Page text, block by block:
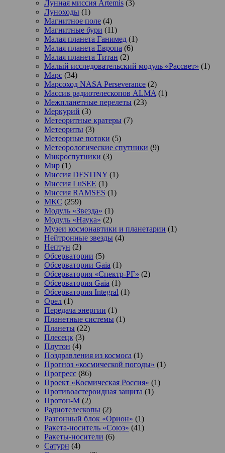
Лунная миссия Artemis (3)
Луноходы (1)
Магнитное поле (4)
Магнитные бури (11)
Малая планета Ганимед (1)
Малая планета Европа (6)
Малая планета Титан (2)
Малый исследовательский модуль «Рассвет» (1)
Марс (34)
Марсоход NASA Perseverance (2)
Массив радиотелескопов ALMA (1)
Межпланетные перелеты (23)
Меркурий (3)
Метеоритные кратеры (7)
Метеориты (3)
Метеорные потоки (5)
Метеорологические спутники (9)
Микроспутники (3)
Мир (1)
Миссия DESTINY (1)
Миссия LuSEE (1)
Миссия RAMSES (1)
МКС (259)
Модуль «Звезда» (1)
Модуль «Наука» (2)
Музеи космонавтики и планетарии (1)
Нейтронные звезды (4)
Нептун (2)
Обсерватории (5)
Обсерватории Gaia (1)
Обсерватория «Спектр-РГ» (2)
Обсерватория Gaia (1)
Обсерватория Integral (1)
Орел (1)
Передача энергии (1)
Планетные системы (1)
Планеты (22)
Плесецк (3)
Плутон (4)
Поздравления из космоса (1)
Прогноз «космической погоды» (1)
Прогресс (86)
Проект «Космическая Россия» (1)
Противоастероидная защита (1)
Протон-М (2)
Радиотелескопы (2)
Разгонный блок «Орион» (1)
Ракета-носитель «Союз» (41)
Ракеты-носители (6)
Сатурн (4)